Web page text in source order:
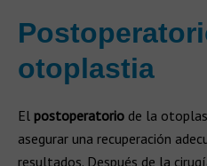
otoplastia
El postoperatorio de la
asegurar una recuperación
resultados. Después de la